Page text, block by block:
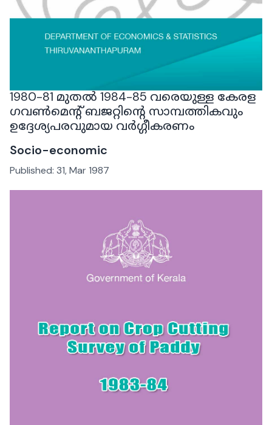
1980-81 മുതൽ 1984-85 വരെയുള്ള കേരള
ഗവൺമെൻ്റ് ബജറ്റിൻ്റെ സാമ്പത്തികവും
ഉദ്ദേശ്യപരവുമായ വർഗ്ഗീകരണം
Socio-economic
Published: 31, Mar 1987